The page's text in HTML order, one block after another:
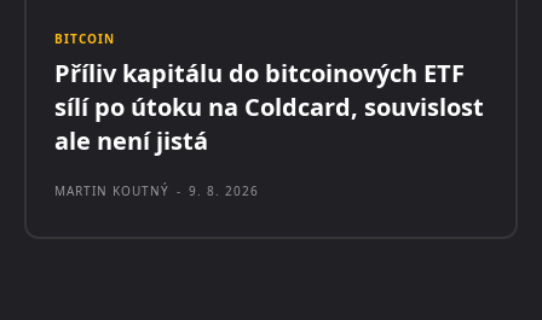
BITCOIN
Příliv kapitálu do bitcoinových ETF
sílí po útoku na Coldcard, souvislost
ale není jistá
MARTIN KOUTNÝ - 9. 8. 2026